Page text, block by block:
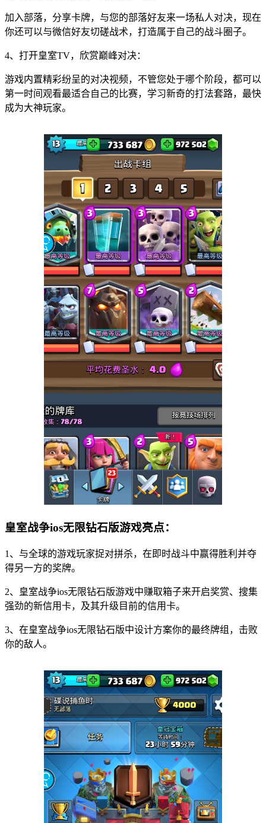
加入部落，分享卡牌，与您的部落好友来一场私人对决，现在
你还可以与微信好友切磋战术，打造属于自己的战斗圈子。
4、打开皇室TV，欣赏巅峰对决：
游戏内置精彩纷呈的对决视频，不管您处于哪个阶段，都可以
第一时间观看最适合自己的比赛，学习新奇的打法套路，最快
成为大神玩家。
皇室战争ios无限钻石版游戏亮点：
1、与全球的游戏玩家捉对拼杀，在即时战斗中赢得胜利并夺
得另一方的奖牌。
2、皇室战争ios无限钻石版游戏中赚取箱子来开启奖赏、搜集
强劲的新信用卡，及其升级目前的信用卡。
3、在皇室战争ios无限钻石版中设计方案你的最终牌组，击败
你的敌人。